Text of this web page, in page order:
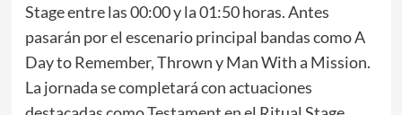
Stage entre las 00:00 y la 01:50 horas. Antes
pasarán por el escenario principal bandas como A
Day to Remember, Thrown y Man With a Mission.
La jornada se completará con actuaciones